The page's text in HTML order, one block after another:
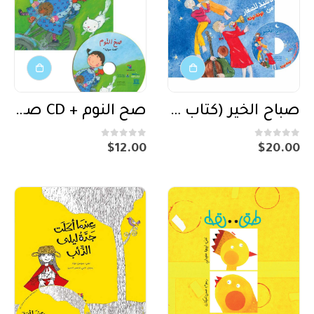
صباح الخير (كتاب مع CD صوتي)
0
out of 5
$20.00
صح النوم + CD صوتي
0
out of 5
$12.00